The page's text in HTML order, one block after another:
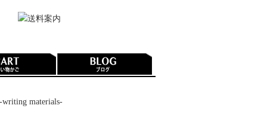
writing materials-